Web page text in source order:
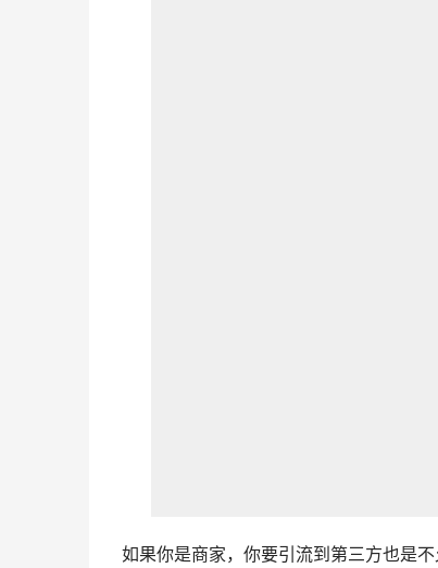
如果你是商家，你要引流到第三方也是